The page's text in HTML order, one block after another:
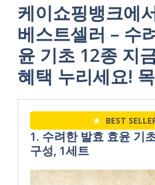
케이쇼핑뱅크에
베스트셀러 – 수
윤 기초 12종 지
혜택 누리세요!
★ BEST
1. 수려한 발효 효윤 기
구성, 1세트